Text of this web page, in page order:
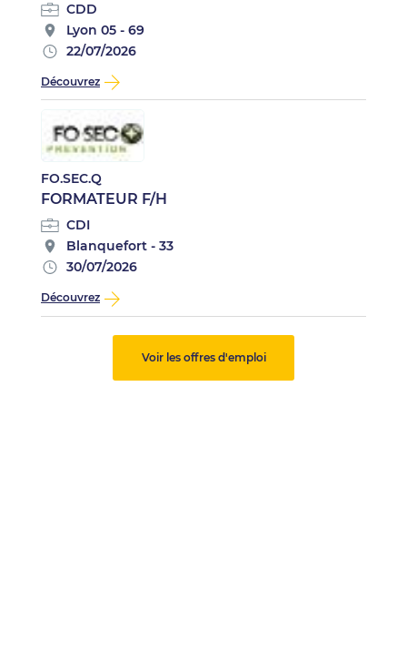
CDD
Lyon 05 - 69
22/07/2026
Découvrez
FO.SEC.Q
FORMATEUR F/H
CDI
Blanquefort - 33
30/07/2026
Découvrez
Voir les offres d'emploi